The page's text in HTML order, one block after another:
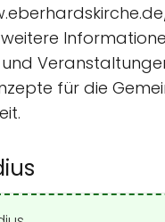
für die